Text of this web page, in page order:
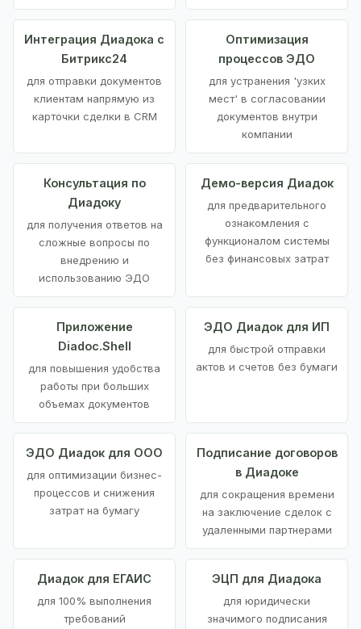
Интеграция Диадока с
Битрикс24
для отправки документов
клиентам напрямую из
карточки сделки в CRM
Оптимизация
процессов ЭДО
для устранения 'узких
мест' в согласовании
документов внутри
компании
Консультация по
Диадоку
для получения ответов на
сложные вопросы по
внедрению и
использованию ЭДО
Демо-версия Диадок
для предварительного
ознакомления с
функционалом системы
без финансовых затрат
Приложение
Diadoc.Shell
для повышения удобства
работы при больших
объемах документов
ЭДО Диадок для ИП
для быстрой отправки
актов и счетов без бумаги
ЭДО Диадок для ООО
для оптимизации бизнес-
процессов и снижения
затрат на бумагу
Подписание договоров
в Диадоке
для сокращения времени
на заключение сделок с
удаленными партнерами
Диадок для ЕГАИС
для 100% выполнения
требований
ЭЦП для Диадока
для юридически
значимого подписания